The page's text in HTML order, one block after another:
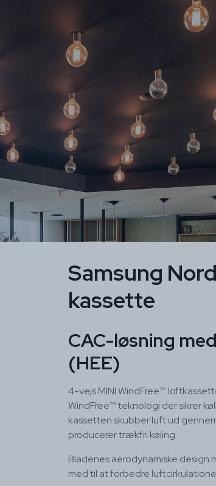
Samsung
kassette
CAC-løsning
(HEE)
4-vejs MINI WindFree™
WindFree™ teknologi der sikrer
kassetten skubber luft ud
producerer trækfri køling.
Bladenes aerodynamiske
med til at forbedre